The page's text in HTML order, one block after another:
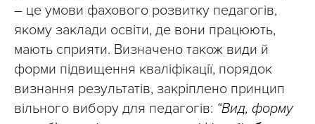
– це умови фахового розвитку педагогів,
якому заклади освіти, де вони працюють,
мають сприяти. Визначено також види й
форми підвищення кваліфікації, порядок
визнання результатів, закріплено принцип
вільного вибору для педагогів: “Вид, форму